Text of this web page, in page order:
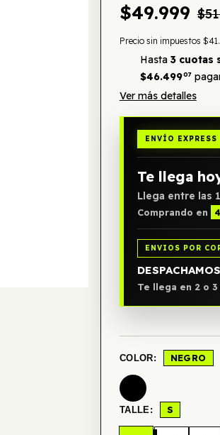
$49.999
Precio sin impuestos
Hasta 3 cuotas
$46.49907
Ver más detalles
ENVÍO EXPRESS
Te llega
Llega entre las
Comprando en
ENVIOS POR
Te llega en 2 o
COLOR: NEGRO
TALLE: S